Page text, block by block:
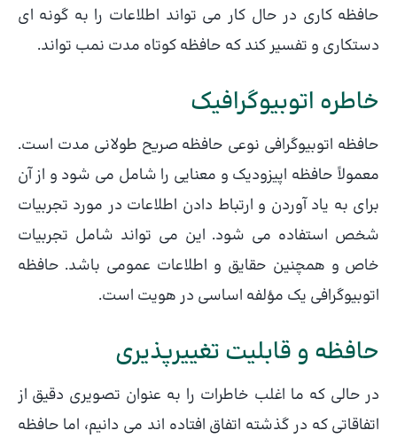
حافظه کاری در حال کار می تواند اطلاعات را به گونه ای
دستکاری و تفسیر کند که حافظه کوتاه مدت نمب تواند.
خاطره اتوبیوگرافیک
حافظه اتوبیوگرافی نوعی حافظه صریح طولانی مدت است.
معمولاً حافظه اپیزودیک و معنایی را شامل می شود و از آن
برای به یاد آوردن و ارتباط دادن اطلاعات در مورد تجربیات
شخص استفاده می شود. این می تواند شامل تجربیات
خاص و همچنین حقایق و اطلاعات عمومی باشد. حافظه
اتوبیوگرافی یک مؤلفه اساسی در هویت است.
حافظه و قابلیت تغییرپذیری
در حالی که ما اغلب خاطرات را به عنوان تصویری دقیق از
اتفاقاتی که در گذشته اتفاق افتاده اند می دانیم، اما حافظه